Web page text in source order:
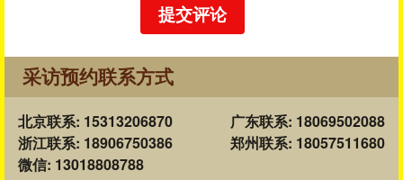
提交评论
采访预约联系方式
北京联系: 15313206870
广东联系: 18069502088
浙江联系: 18906750386
郑州联系: 18057511680
微信: 13018808788